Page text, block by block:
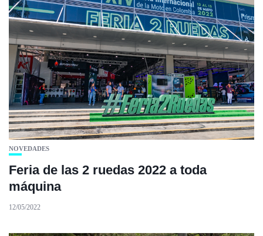
NOVEDADES
Feria de las 2 ruedas 2022 a toda
máquina
12/05/2022